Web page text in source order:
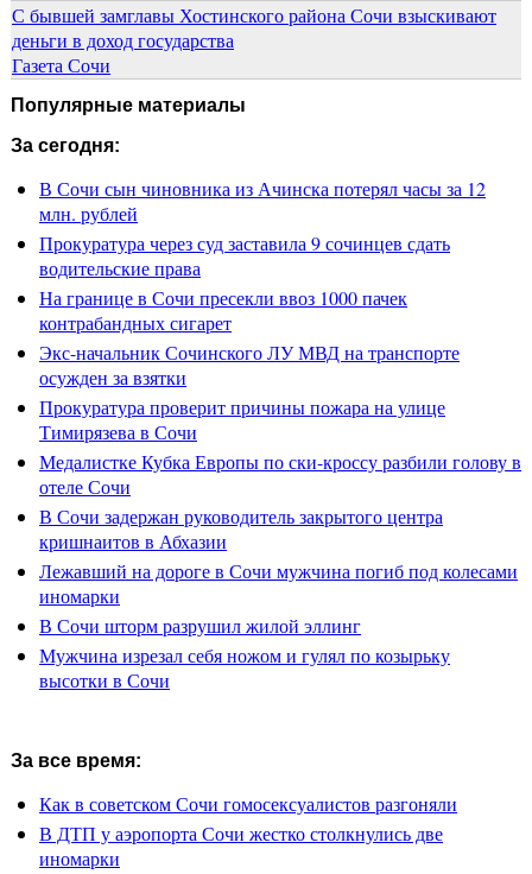
С бывшей замглавы Хостинского района Сочи взыскивают
деньги в доход государства
Газета Сочи
Популярные материалы
За сегодня:
В Сочи сын чиновника из Ачинска потерял часы за 12
млн. рублей
Прокуратура через суд заставила 9 сочинцев сдать
водительские права
На границе в Сочи пресекли ввоз 1000 пачек
контрабандных сигарет
Экс-начальник Сочинского ЛУ МВД на транспорте
осужден за взятки
Прокуратура проверит причины пожара на улице
Тимирязева в Сочи
Медалистке Кубка Европы по ски-кроссу разбили голову в
отеле Сочи
В Сочи задержан руководитель закрытого центра
кришнаитов в Абхазии
Лежавший на дороге в Сочи мужчина погиб под колесами
иномарки
В Сочи шторм разрушил жилой эллинг
Мужчина изрезал себя ножом и гулял по козырьку
высотки в Сочи
За все время:
Как в советском Сочи гомосексуалистов разгоняли
В ДТП у аэропорта Сочи жестко столкнулись две
иномарки